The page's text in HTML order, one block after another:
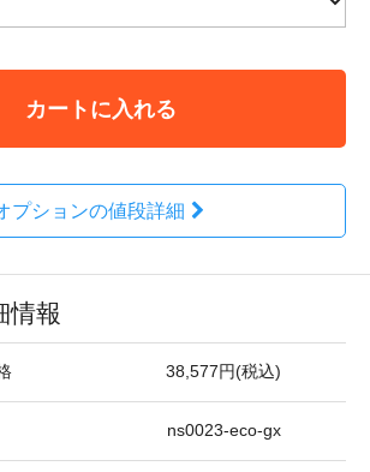
カートに入れる
プションの値段詳細
情報
38,577円(税込)
ns0023-eco-gx